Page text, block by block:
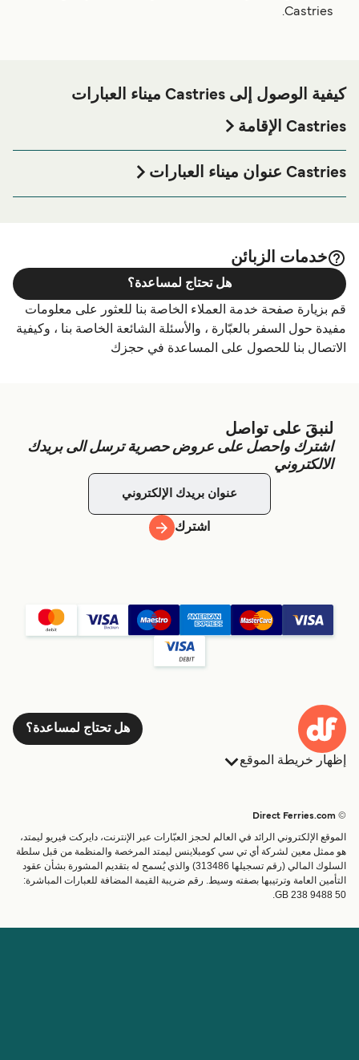
Castries.
كيفية الوصول إلى Castries ميناء العبارات
Castries الإقامة
العبارة قبل أو بعد رحلتك أو إذا كنت تبحث عن أماكن السكن
لإقامتك بالكامل، يرجى زيارة موقعنا على
Castries عنوان ميناء العبارات
خدمات الزبائن
قم بزيارة صفحة خدمة العملاء الخاصة بنا للعثور على معلومات
مفيدة حول السفر بالعبّارة ، والأسئلة الشائعة الخاصة بنا ، وكيفية
الاتصال بنا للحصول على المساعدة في حجزك
هل تحتاج لمساعدة؟
لنبقَ على تواصل
اشترك واحصل على عروض حصرية ترسل الى بريدك
الالكتروني
اشترك
هل تحتاج لمساعدة؟
إظهار خريطة الموقع
البلدان
خدمات الزبائن
الباحث عن الرحلات والموانئ
تذاكر العبّارة
العبارات
شحن
عبارة صغيرة
القطار والعبارة
الموقع الإلكتروني الرائد في العالم لحجز العبّارات عبر الإنترنت، دايركت فيريو ليمتد،
هو ممثل معين لشركة أي تي سي كومبلاينس ليمتد المرخصة والمنظمة من قبل سلطة
السلوك المالي (رقم تسجيلها 313486) والذي يُسمح له بتقديم المشورة بشأن عقود
التأمين العامة وترتيبها بصفته وسيط. رقم ضريبة القيمة المضافة للعبارات المباشرة:
GB 238 9488 50.